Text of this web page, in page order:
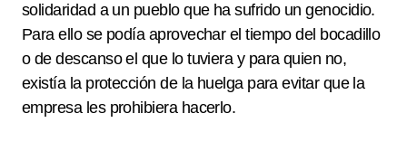
solidaridad a un pueblo que ha sufrido un genocidio.
Para ello se podía aprovechar el tiempo del bocadillo
o de descanso el que lo tuviera y para quien no,
existía la protección de la huelga para evitar que la
empresa les prohibiera hacerlo.